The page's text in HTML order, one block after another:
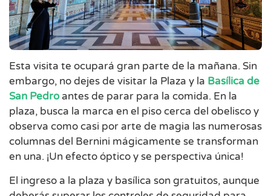
Esta visita te ocupará gran parte de la mañana. Sin
embargo, no dejes de visitar la Plaza y la Basílica de
San Pedroantes de parar para la comida. En la
plaza, busca la marca en el piso cerca del obelisco y
observa como casi por arte de magia las numerosas
columnas del Bernini mágicamente se transforman
en una. ¡Un efecto óptico y se perspectiva única!
El ingreso a la plaza y basílica son gratuitos, aunque